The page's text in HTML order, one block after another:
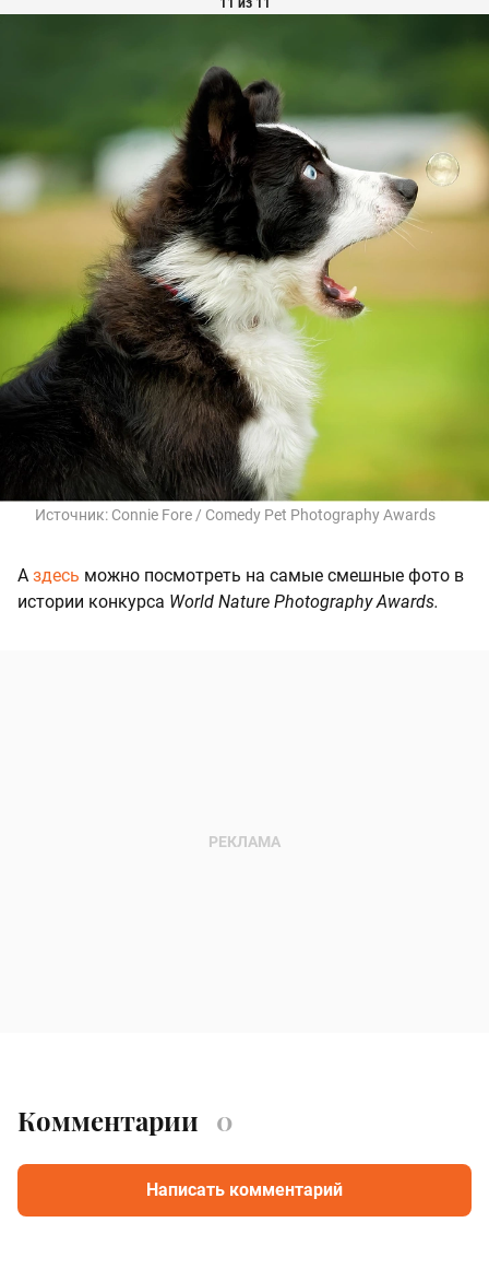
Источник: Connie Fore / Comedy Pet Photography Awards
А здесь можно посмотреть на самые смешные фото в
истории конкурса World Nature Photography Awards.
Комментарии 0
Написать комментарий